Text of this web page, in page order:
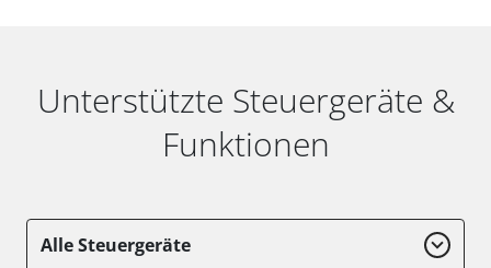
Unterstützte Steuergeräte &
Funktionen
Alle Steuergeräte